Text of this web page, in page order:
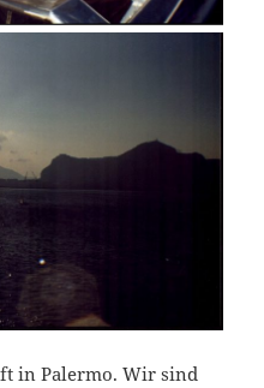
in Palermo. Wir sind